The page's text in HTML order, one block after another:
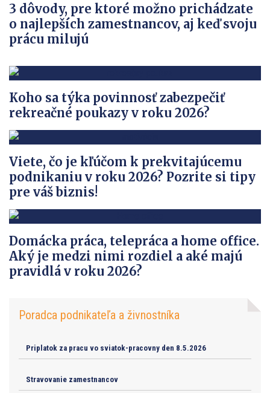
3 dôvody, pre ktoré možno prichádzate
o najlepších zamestnancov, aj keď svoju
prácu milujú
Koho sa týka povinnosť zabezpečiť
rekreačné poukazy v roku 2026?
Viete, čo je kľúčom k prekvitajúcemu
podnikaniu v roku 2026? Pozrite si tipy
pre váš biznis!
Domácka práca, telepráca a home office.
Aký je medzi nimi rozdiel a aké majú
pravidlá v roku 2026?
Poradca podnikateľa a živnostníka
Priplatok za pracu vo sviatok-pracovny den 8.5.2026
Stravovanie zamestnancov